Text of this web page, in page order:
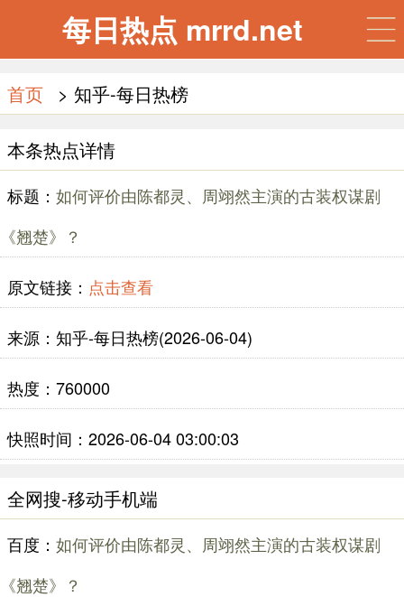
每日热点 mrrd.net
首页 > 知乎-每日热榜
本条热点详情
标题： 如何评价由陈都灵、周翊然主演的古装权谋剧
《翘楚》？
原文链接： 点击查看
来源：知乎-每日热榜(2026-06-04)
热度：760000
快照时间：2026-06-04 03:00:03
全网搜-移动手机端
百度： 如何评价由陈都灵、周翊然主演的古装权谋剧
《翘楚》？